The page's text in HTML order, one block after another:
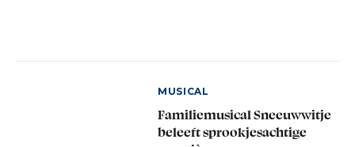
MUSICAL
Familiemusical Sneeuwwitje
beleeft sprookjesachtige